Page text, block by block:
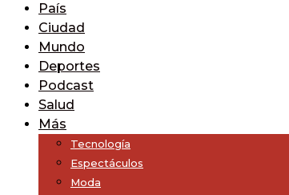
País
Ciudad
Mundo
Deportes
Podcast
Salud
Más
Tecnología
Espectáculos
Moda